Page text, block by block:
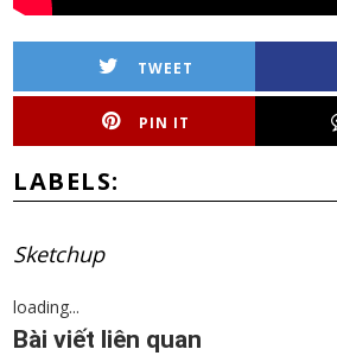
TWEET
PIN IT
LABELS:
Sketchup
loading...
Bài viết liên quan